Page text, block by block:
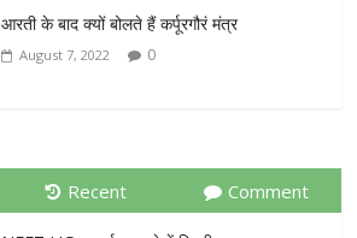
आरती के बाद क्यों बोलते हैं कर्पूरगौरं मंत्र
August 7, 2022 0
Recent Comment